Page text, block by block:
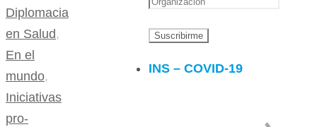
Diplomacia
en Salud ,
En el
mundo,
Iniciativas
pro-
INS – COVID-19